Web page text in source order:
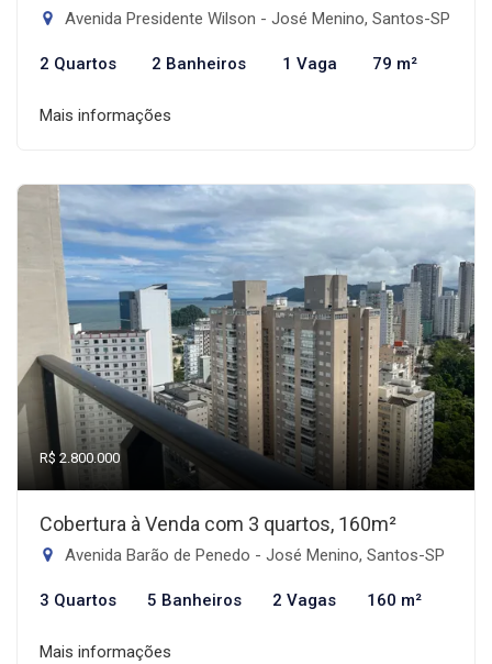
Avenida Presidente Wilson - José Menino, Santos-SP
2 Quartos 2 Banheiros 1 Vaga 79 m²
Mais informações
R$ 2.800.000
Cobertura à Venda com 3 quartos, 160m²
Avenida Barão de Penedo - José Menino, Santos-SP
3 Quartos 5 Banheiros 2 Vagas 160 m²
Mais informações